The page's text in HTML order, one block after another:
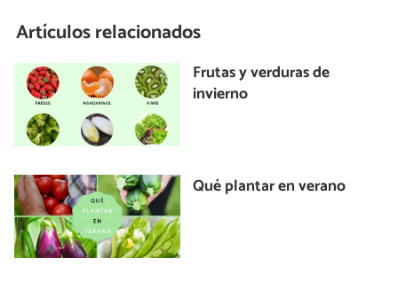
Artículos relacionados
Frutas y verduras de
invierno
Qué plantar en verano